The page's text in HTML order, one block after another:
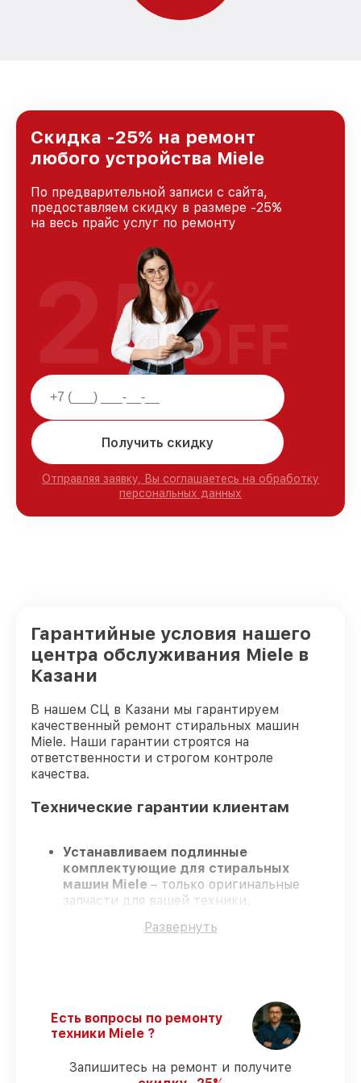
Скидка -25% на ремонт
любого устройства Miele
По предварительной записи с сайта,
предоставляем скидку в размере -25%
на весь прайс услуг по ремонту
Получить скидку
Отправляя заявку, Вы соглашаетесь на обработку
персональных данных
25%
OFF
Гарантийные условия нашего
центра обслуживания Miele в
Казани
В нашем СЦ в Казани мы гарантируем
качественный ремонт стиральных машин
Miele. Наши гарантии строятся на
ответственности и строгом контроле
качества.
Технические гарантии клиентам
Устанавливаем подлинные
комплектующие для стиральных
машин Miele – только оригинальные
запчасти для вашей техники.
проходят регулярное обучение, что
сроки.
Поддержка после ремонта – на все
виды работ и комплектующие для
стиральных машин Miele
предоставляется длительная гарантия.
Развернуть
Есть вопросы по ремонту
техники Miele ?
Запишитесь на ремонт и получите